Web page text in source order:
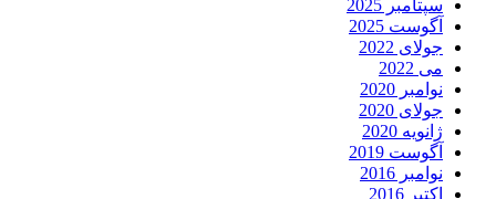
سپتامبر 2025
آگوست 2025
جولای 2022
می 2022
نوامبر 2020
جولای 2020
ژانویه 2020
آگوست 2019
نوامبر 2016
اکتبر 2016